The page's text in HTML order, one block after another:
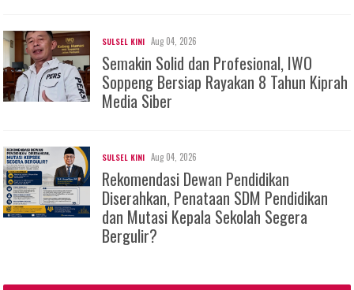
SULSEL KINI Aug 04, 2026
Semakin Solid dan Profesional, IWO
Soppeng Bersiap Rayakan 8 Tahun Kiprah
Media Siber
SULSEL KINI Aug 04, 2026
Rekomendasi Dewan Pendidikan
Diserahkan, Penataan SDM Pendidikan
dan Mutasi Kepala Sekolah Segera
Bergulir?